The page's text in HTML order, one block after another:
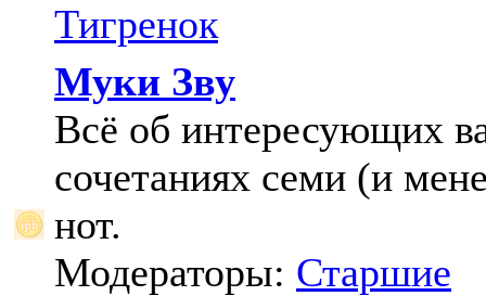
Тигренок
Муки Зву
Всё об интересующих
сочетаниях семи (и
нот.
Модераторы: Старшие